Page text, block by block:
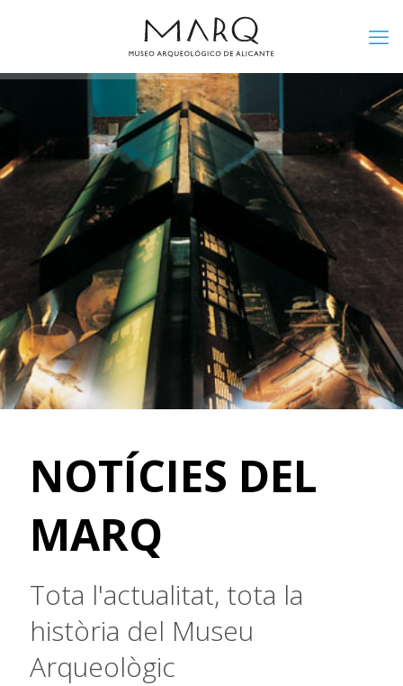
NOTÍCIES DEL
MARQ
Tota l'actualitat, tota la
història del Museu
Arqueològic